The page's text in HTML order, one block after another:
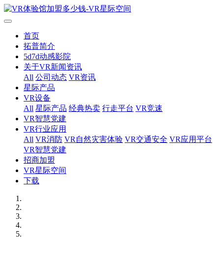
首页
拓普简介
5d7d动感影院
关于VR新闻资讯
All 公司动态 VR资讯
星际产品
VR设备
All 星际产品 经典热卖 行走平台 VR竞速
VR智慧党建
VR行业应用
All VR消防 VR自然灾害体验 VR交通安全 VR应用平台
VR智慧党建
招商加盟
VR星际空间
下载